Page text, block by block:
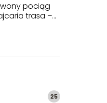
pociąg
trasa –
25